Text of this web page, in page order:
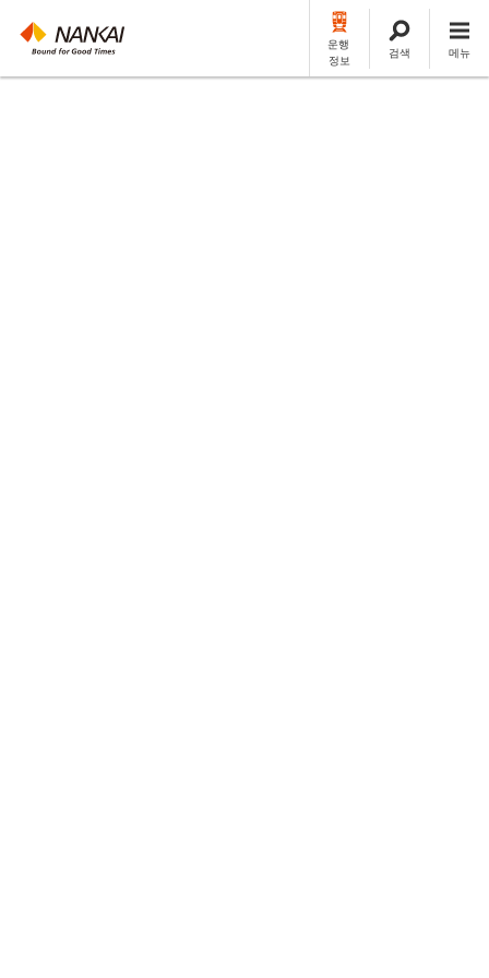
운행
정보
검색 메뉴